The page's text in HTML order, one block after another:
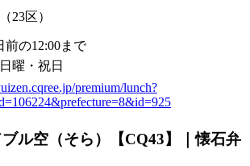
23区）
前の12:00まで
曜・祝日
premium/lunch?
ル空（そら）【CQ43】｜懐石弁